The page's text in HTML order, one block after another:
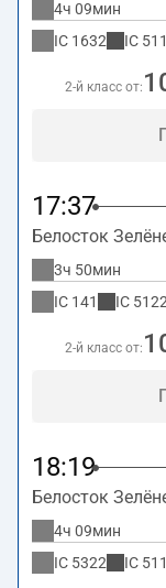
4ч 09мин
IC 1632 IC
2-й класс от:
17:37
Белосток
3ч 50мин
IC 141 IC 5122
2-й класс от:
18:19
Белосток
4ч 09мин
IC 5322 IC